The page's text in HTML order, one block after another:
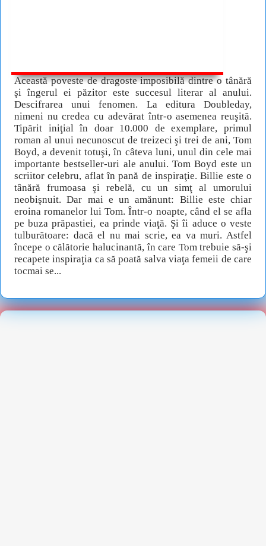
Această poveste de dragoste imposibilă dintre o tânără
şi îngerul ei păzitor este succesul literar al anului.
Descifrarea unui fenomen. La editura Doubleday,
nimeni nu credea cu adevărat într-o asemenea reuşită.
Tipărit iniţial în doar 10.000 de exemplare, primul
roman al unui necunoscut de treizeci şi trei de ani, Tom
Boyd, a devenit totuşi, în câteva luni, unul din cele mai
importante bestseller-uri ale anului. Tom Boyd este un
scriitor celebru, aflat în pană de inspiraţie. Billie este o
tânără frumoasa şi rebelă, cu un simţ al umorului
neobişnuit. Dar mai e un amănunt: Billie este chiar
eroina romanelor lui Tom. Într-o noapte, când el se afla
pe buza prăpastiei, ea prinde viaţă. Şi îi aduce o veste
tulburătoare: dacă el nu mai scrie, ea va muri. Astfel
începe o călătorie halucinantă, în care Tom trebuie să-şi
recapete inspiraţia ca să poată salva viaţa femeii de care
tocmai se...